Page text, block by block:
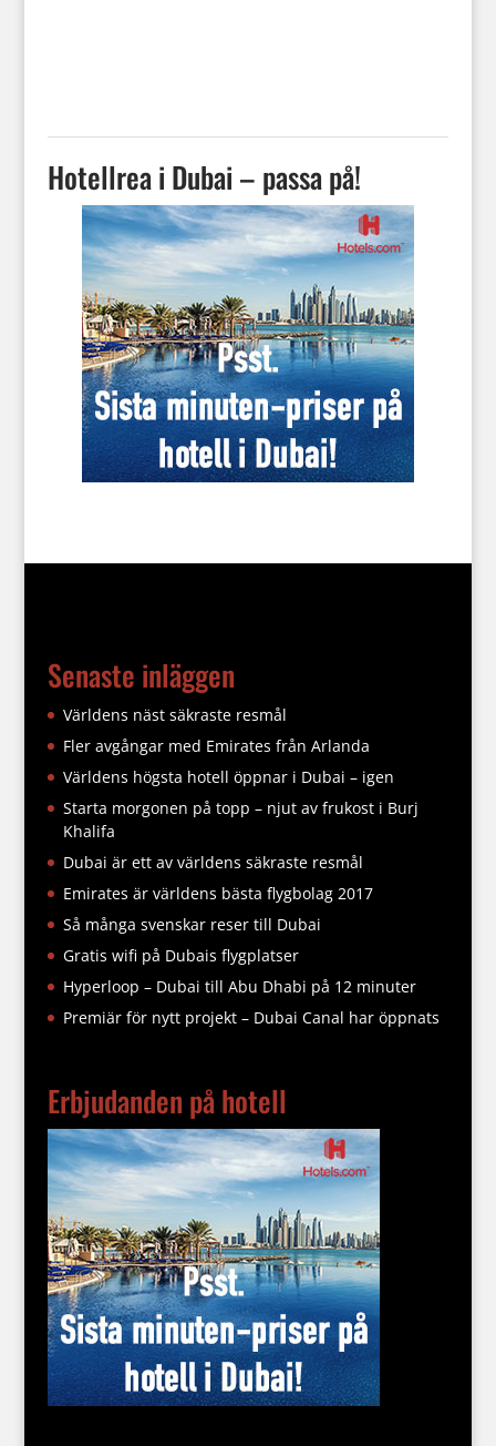
Hotellrea i Dubai – passa på!
Senaste inläggen
Världens näst säkraste resmål
Fler avgångar med Emirates från Arlanda
Världens högsta hotell öppnar i Dubai – igen
Starta morgonen på topp – njut av frukost i Burj
Khalifa
Dubai är ett av världens säkraste resmål
Emirates är världens bästa flygbolag 2017
Så många svenskar reser till Dubai
Gratis wifi på Dubais flygplatser
Hyperloop – Dubai till Abu Dhabi på 12 minuter
Premiär för nytt projekt – Dubai Canal har öppnats
Erbjudanden på hotell